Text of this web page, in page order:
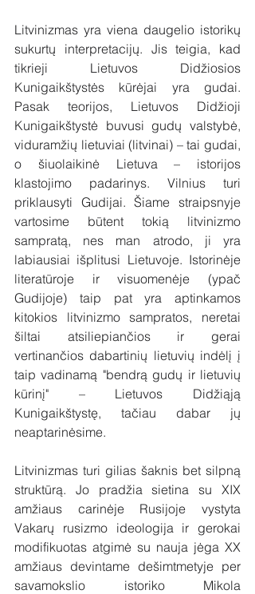
Litvinizmas yra viena daugelio istorikų
sukurtų interpretacijų. Jis teigia, kad
tikrieji Lietuvos Didžiosios
Kunigaikštystės kūrėjai yra gudai.
Pasak teorijos, Lietuvos Didžioji
Kunigaikštystė buvusi gudų valstybė,
viduramžių lietuviai (litvinai) – tai gudai,
o šiuolaikinė Lietuva – istorijos
klastojimo padarinys. Vilnius turi
priklausyti Gudijai. Šiame straipsnyje
vartosime būtent tokią litvinizmo
sampratą, nes man atrodo, ji yra
labiausiai išplitusi Lietuvoje. Istorinėje
literatūroje ir visuomenėje (ypač
Gudijoje) taip pat yra aptinkamos
kitokios litvinizmo sampratos, neretai
šiltai atsiliepiančios ir gerai
vertinančios dabartinių lietuvių indėlį į
taip vadinamą "bendrą gudų ir lietuvių
kūrinį" – Lietuvos Didžiąją
Kunigaikštystę, tačiau dabar jų
neaptarinėsime.
Litvinizmas turi gilias šaknis bet silpną
struktūrą. Jo pradžia sietina su XIX
amžiaus carinėje Rusijoje vystyta
Vakarų rusizmo ideologija ir gerokai
modifikuotas atgimė su nauja jėga XX
amžiaus devintame dešimtmetyje per
savamokslio istoriko Mikola